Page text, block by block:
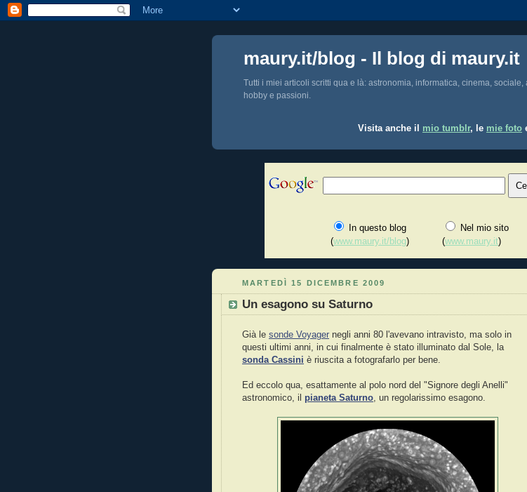
maury.it/blog - Il blog di maury.it
Tutti i miei articoli scritti qua e là: astronomia, informatica, cinema,
hobby e passioni.
Visita anche il mio tumblr, le mie foto
In questo blog
(www.maury.it/blog)
Nel mio sito
(www.maury.it)
MARTEDÌ 15 DICEMBRE 2009
Un esagono su Saturno
Già le sonde Voyager negli anni 80 l'avevano intravisto, ma solo in
questi ultimi anni, in cui finalmente è stato illuminato dal Sole, la
sonda Cassini è riuscita a fotografarlo per bene.
Ed eccolo qua, esattamente al polo nord del "Signore degli Anelli"
astronomico, il pianeta Saturno, un regolarissimo esagono.